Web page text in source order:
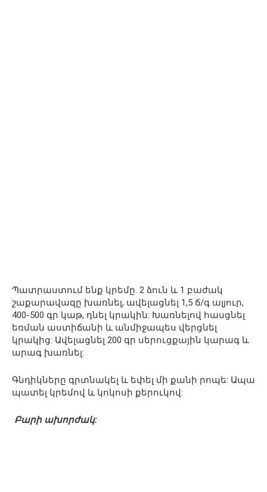
Պատրաստում ենք կրեմը. 2 ձուն և 1 բաժակ
շաքարավազը խառնել, ավելացնել 1,5 ճ/գ ալյուր,
400-500 գր կաթ, դնել կրակին: Խառնելով հասցնել
եռման աստիճանի և անմիջապես վերցնել
կրակից: Ավելացնել 200 գր սերուցքային կարագ և
արագ խառնել:
Գնդիկները գրտնակել և եփել մի քանի րոպե: Ապա
պատել կրեմով և կոկոսի քերուկով:
Բարի ախորժակ: